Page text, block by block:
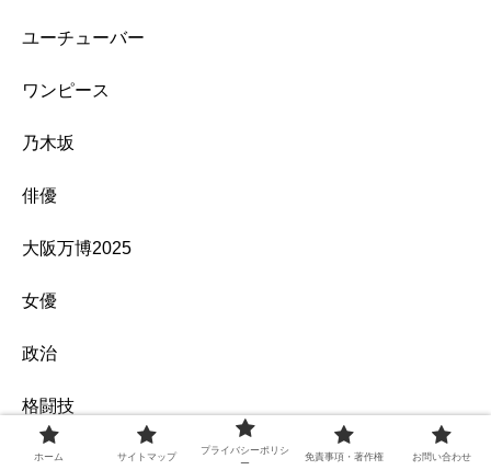
ユーチューバー
ワンピース
乃木坂
俳優
大阪万博2025
女優
政治
格闘技
漫画・アニメ
ホーム サイトマップ
プライバシーポリシ
ー
免責事項・著作権 お問い合わせ